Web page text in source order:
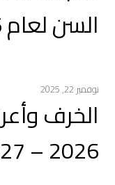
السن لعام 2026 – 2027
نوفمبر 22, 2025
الخرف
2026 – 2027